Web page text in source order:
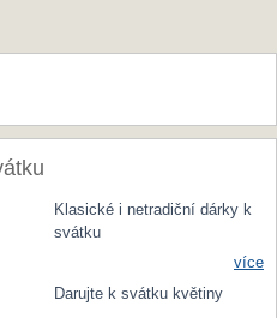
Klasické i netradiční dárky k
svátku
více
Darujte k svátku květiny